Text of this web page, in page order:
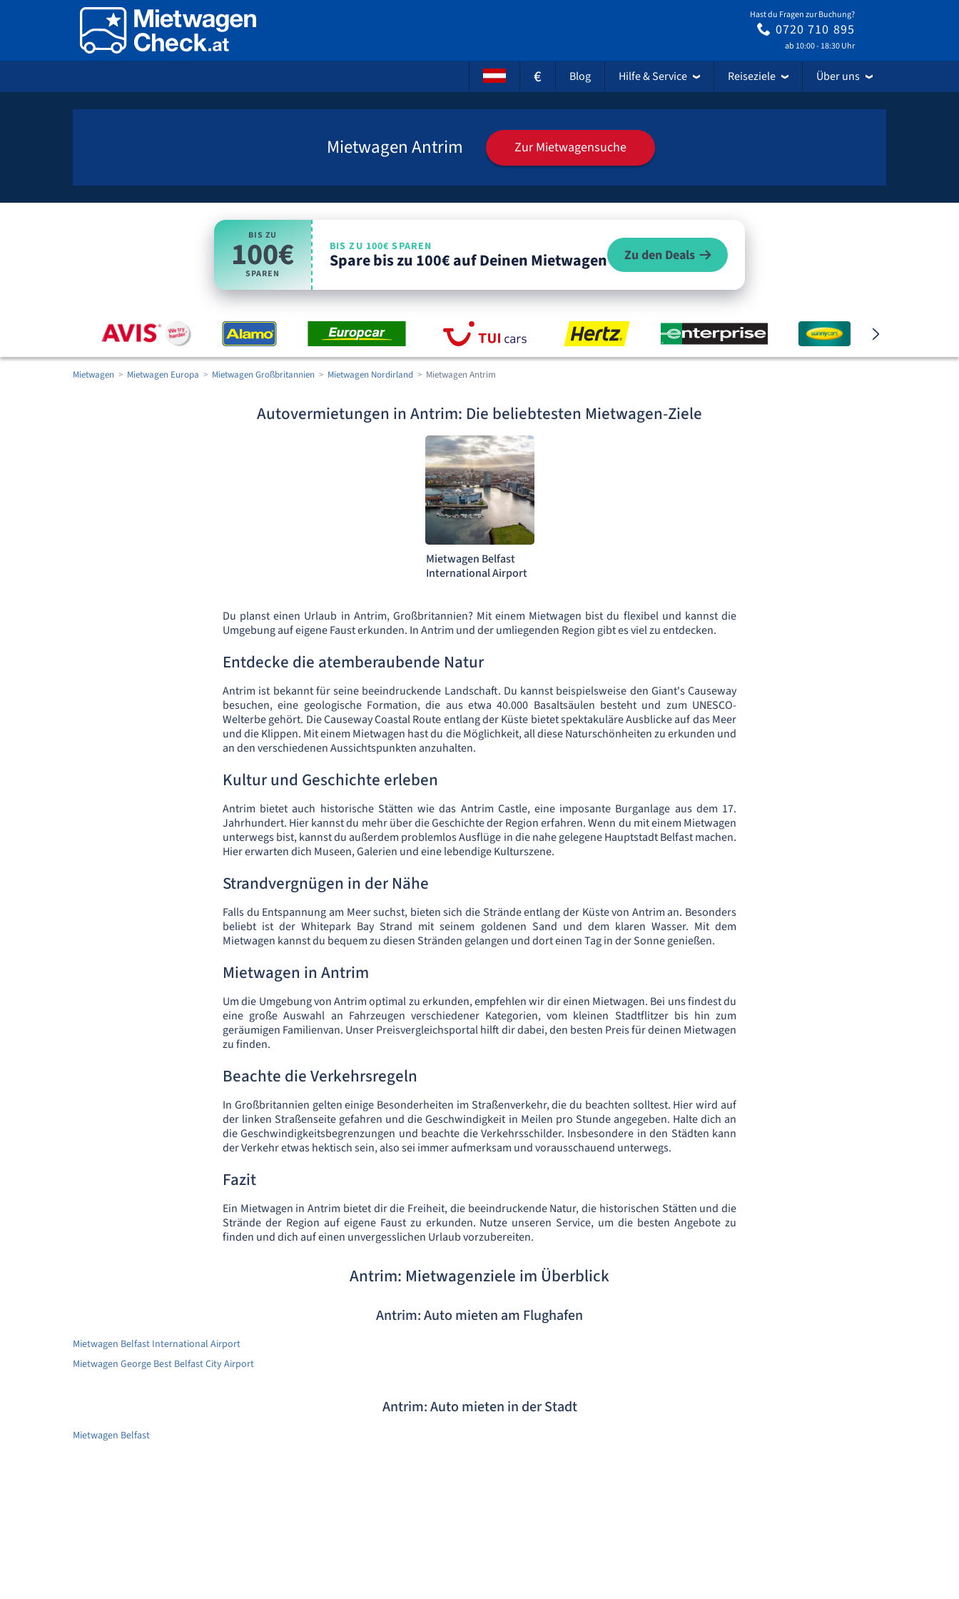
Hast du Fragen zur Buchung?
0720 710 895
ab 10:00 - 18:30 Uhr
€ Blog Hilfe & Service Reiseziele Über uns
Mietwagen Antrim Zur Mietwagensuche
BIS ZU
100€
SPAREN
BIS ZU 100€ SPAREN
Spare bis zu 100€ auf Deinen Mietwagen Zu den Deals
Mietwagen Mietwagen Europa Mietwagen Großbritannien Mietwagen Nordirland Mietwagen Antrim
Autovermietungen in Antrim: Die beliebtesten Mietwagen-Ziele
Mietwagen Belfast
International Airport
Du planst einen Urlaub in Antrim, Großbritannien? Mit einem Mietwagen bist du flexibel und kannst die
Umgebung auf eigene Faust erkunden. In Antrim und der umliegenden Region gibt es viel zu entdecken.
Entdecke die atemberaubende Natur
Antrim ist bekannt für seine beeindruckende Landschaft. Du kannst beispielsweise den Giant's Causeway
besuchen, eine geologische Formation, die aus etwa 40.000 Basaltsäulen besteht und zum UNESCO-
Welterbe gehört. Die Causeway Coastal Route entlang der Küste bietet spektakuläre Ausblicke auf das Meer
und die Klippen. Mit einem Mietwagen hast du die Möglichkeit, all diese Naturschönheiten zu erkunden und
an den verschiedenen Aussichtspunkten anzuhalten.
Kultur und Geschichte erleben
Antrim bietet auch historische Stätten wie das Antrim Castle, eine imposante Burganlage aus dem 17.
Jahrhundert. Hier kannst du mehr über die Geschichte der Region erfahren. Wenn du mit einem Mietwagen
unterwegs bist, kannst du außerdem problemlos Ausflüge in die nahe gelegene Hauptstadt Belfast machen.
Hier erwarten dich Museen, Galerien und eine lebendige Kulturszene.
Strandvergnügen in der Nähe
Falls du Entspannung am Meer suchst, bieten sich die Strände entlang der Küste von Antrim an. Besonders
beliebt ist der Whitepark Bay Strand mit seinem goldenen Sand und dem klaren Wasser. Mit dem
Mietwagen kannst du bequem zu diesen Stränden gelangen und dort einen Tag in der Sonne genießen.
Mietwagen in Antrim
Um die Umgebung von Antrim optimal zu erkunden, empfehlen wir dir einen Mietwagen. Bei uns findest du
eine große Auswahl an Fahrzeugen verschiedener Kategorien, vom kleinen Stadtflitzer bis hin zum
geräumigen Familienvan. Unser Preisvergleichsportal hilft dir dabei, den besten Preis für deinen Mietwagen
zu finden.
Beachte die Verkehrsregeln
In Großbritannien gelten einige Besonderheiten im Straßenverkehr, die du beachten solltest. Hier wird auf
der linken Straßenseite gefahren und die Geschwindigkeit in Meilen pro Stunde angegeben. Halte dich an
die Geschwindigkeitsbegrenzungen und beachte die Verkehrsschilder. Insbesondere in den Städten kann
der Verkehr etwas hektisch sein, also sei immer aufmerksam und vorausschauend unterwegs.
Fazit
Ein Mietwagen in Antrim bietet dir die Freiheit, die beeindruckende Natur, die historischen Stätten und die
Strände der Region auf eigene Faust zu erkunden. Nutze unseren Service, um die besten Angebote zu
finden und dich auf einen unvergesslichen Urlaub vorzubereiten.
Antrim: Mietwagenziele im Überblick
Antrim: Auto mieten am Flughafen
Mietwagen Belfast International Airport
Mietwagen George Best Belfast City Airport
Antrim: Auto mieten in der Stadt
Mietwagen Belfast